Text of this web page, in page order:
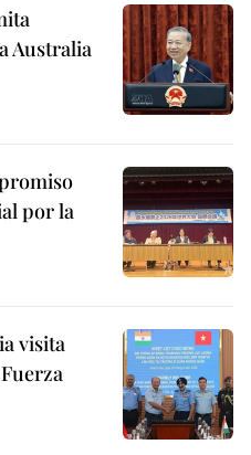
Australia
por la
visita